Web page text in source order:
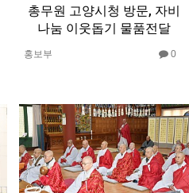
총무원 고양시청 방문, 자비
나눔 이웃돕기 물품전달
홍보부 0